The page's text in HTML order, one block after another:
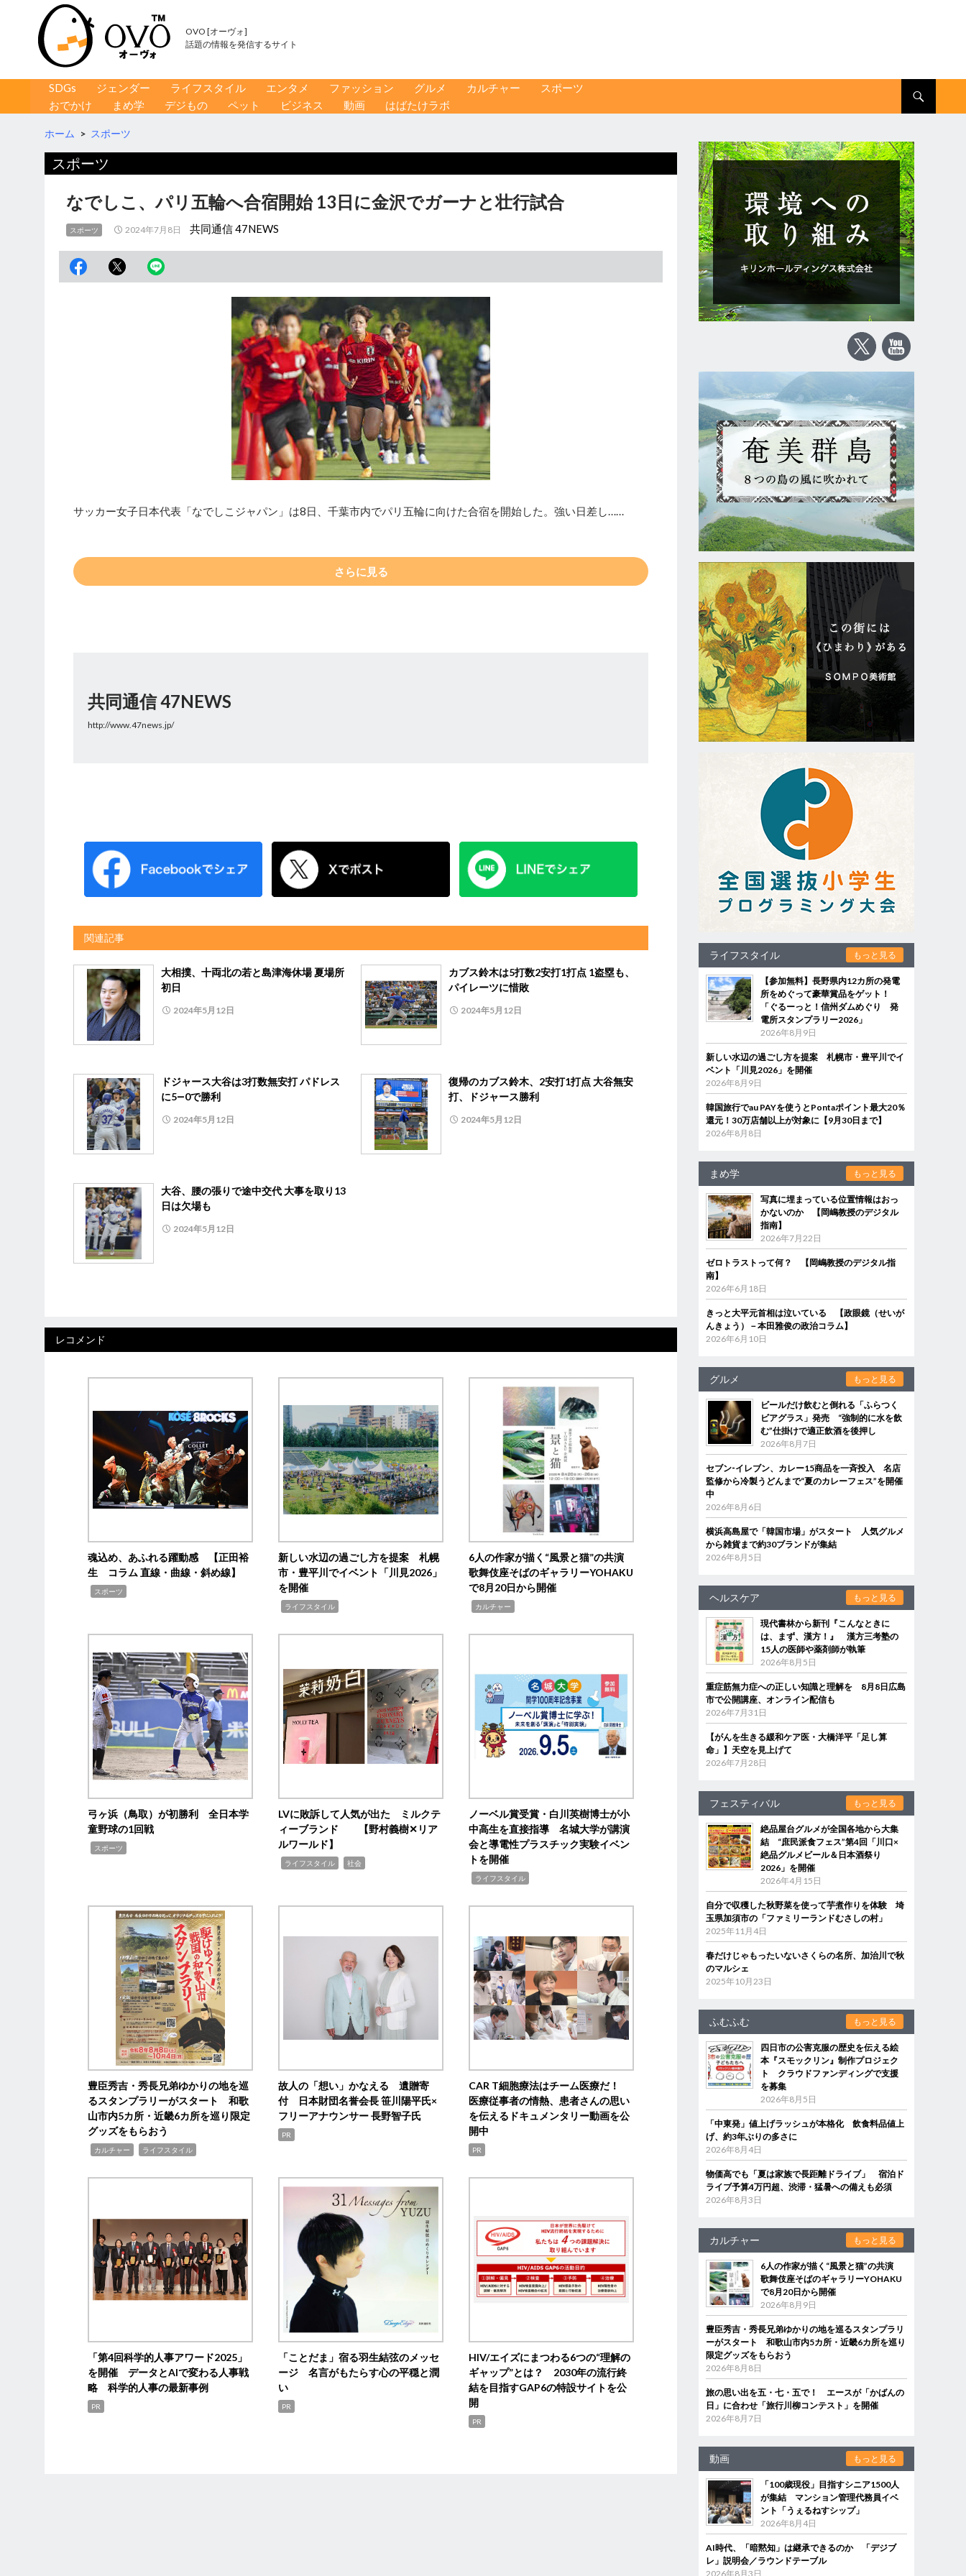
OVO [オーヴォ]
話題の情報を発信するサイト
コンテンツへ移動
SDGs ジェンダー ライフスタイル エンタメ ファッション グルメ カルチャー
スポーツ
おでかけ
まめ学 デジもの ペット ビジネス 動画 はばたけラボ
ホーム > スポーツ
スポーツ
なでしこ、パリ五輪へ合宿開始 13日に金沢でガーナと壮行試合
スポーツ 2024年7月8日 共同通信 47NEWS
サッカー女子日本代表「なでしこジャパン」は8日、千葉市内でパリ五輪に向けた合宿を開始した。強い日差し……
さらに見る
共同通信 47NEWS
http://www.47news.jp/
関連記事
大相撲、十両北の若と島津海休場 夏場所
初日
2024年5月12日
カブス鈴木は5打数2安打1打点 1盗塁も、
パイレーツに惜敗
2024年5月12日
ドジャース大谷は3打数無安打 パドレス
に5―0で勝利
2024年5月12日
復帰のカブス鈴木、2安打1打点 大谷無安
打、ドジャース勝利
2024年5月12日
大谷、腰の張りで途中交代 大事を取り13
日は欠場も
2024年5月12日
レコメンド
魂込め、あふれる躍動感 【正田裕
生 コラム 直線・曲線・斜め線】
スポーツ
新しい水辺の過ごし方を提案 札幌
市・豊平川でイベント「川見2026」
を開催
ライフスタイル
6人の作家が描く“風景と猫”の共演
歌舞伎座そばのギャラリーYOHAKU
で8月20日から開催
カルチャー
弓ヶ浜（鳥取）が初勝利 全日本学
童野球の1回戦
スポーツ
LVに敗訴して人気が出た ミルクテ
ィーブランド 【野村義樹✕リア
ルワールド】
ライフスタイル 社会
ノーベル賞受賞・白川英樹博士が小
中高生を直接指導 名城大学が講演
会と導電性プラスチック実験イベン
トを開催
ライフスタイル
豊臣秀吉・秀長兄弟ゆかりの地を巡
るスタンプラリーがスタート 和歌
山市内5カ所・近畿6カ所を巡り限定
グッズをもらおう
カルチャー ライフスタイル
故人の「想い」かなえる 遺贈寄
付 日本財団名誉会長 笹川陽平氏×
フリーアナウンサー 長野智子氏
PR
CAR T細胞療法はチーム医療だ！
医療従事者の情熱、患者さんの思い
を伝えるドキュメンタリー動画を公
開中
PR
「第4回科学的人事アワード2025」
を開催 データとAIで変わる人事戦
略 科学的人事の最新事例
PR
「ことだま」宿る羽生結弦のメッセ
ージ 名言がもたらす心の平穏と潤
い
PR
HIV/エイズにまつわる6つの“理解の
ギャップ”とは？ 2030年の流行終
結を目指すGAP6の特設サイトを公
開
PR
ライフスタイル もっと見る
【参加無料】長野県内12カ所の発電
所をめぐって豪華賞品をゲット！
「ぐるーっと！信州ダムめぐり 発
電所スタンプラリー2026」
2026年8月9日
新しい水辺の過ごし方を提案 札幌市・豊平川でイ
ベント「川見2026」を開催
2026年8月9日
韓国旅行でau PAYを使うとPontaポイント最大20％
還元！30万店舗以上が対象に【9月30日まで】
2026年8月8日
まめ学 もっと見る
写真に埋まっている位置情報はおっ
かないのか 【岡嶋教授のデジタル
指南】
2026年7月22日
ゼロトラストって何？ 【岡嶋教授のデジタル指
南】
2026年6月18日
きっと大平元首相は泣いている 【政眼鏡（せいが
んきょう）－本田雅俊の政治コラム】
2026年6月10日
グルメ もっと見る
ビールだけ飲むと倒れる「ふらつく
ビアグラス」発売 “強制的に水を飲
む”仕掛けで適正飲酒を後押し
2026年8月7日
セブン‐イレブン、カレー15商品を一斉投入 名店
監修から冷製うどんまで“夏のカレーフェス”を開催
中
2026年8月6日
横浜高島屋で「韓国市場」がスタート 人気グルメ
から雑貨まで約30ブランドが集結
2026年8月5日
ヘルスケア もっと見る
現代書林から新刊『こんなときに
は、まず、漢方！』 漢方三考塾の
15人の医師や薬剤師が執筆
2026年8月5日
重症筋無力症への正しい知識と理解を 8月8日広島
市で公開講座、オンライン配信も
2026年7月31日
【がんを生きる緩和ケア医・大橋洋平「足し算
命」】天空を見上げて
2026年7月28日
フェスティバル もっと見る
絶品屋台グルメが全国各地から大集
結 “庶民派食フェス”第4回「川口×
絶品グルメビール＆日本酒祭り
2026」を開催
2026年4月15日
自分で収穫した秋野菜を使って芋煮作りを体験 埼
玉県加須市の「ファミリーランドむさしの村」
2025年11月4日
春だけじゃもったいないさくらの名所、加治川で秋
のマルシェ
2025年10月23日
ふむふむ もっと見る
四日市の公害克服の歴史を伝える絵
本『スモックリン』制作プロジェク
ト クラウドファンディングで支援
を募集
2026年8月5日
「中東発」値上げラッシュが本格化 飲食料品値上
げ、約3年ぶりの多さに
2026年8月4日
物価高でも「夏は家族で長距離ドライブ」 宿泊ド
ライブ予算4万円超、渋滞・猛暑への備えも必須
2026年8月3日
カルチャー もっと見る
6人の作家が描く“風景と猫”の共演
歌舞伎座そばのギャラリーYOHAKU
で8月20日から開催
2026年8月9日
豊臣秀吉・秀長兄弟ゆかりの地を巡るスタンプラリ
ーがスタート 和歌山市内5カ所・近畿6カ所を巡り
限定グッズをもらおう
2026年8月8日
旅の思い出を五・七・五で！ エースが「かばんの
日」に合わせ「旅行川柳コンテスト」を開催
2026年8月7日
動画 もっと見る
「100歳現役」目指すシニア1500人
が集結 マンション管理代務員イベ
ント「うぇるねすシップ」
2026年8月4日
AI時代、「暗黙知」は継承できるのか 「デジブ
レ」説明会／ラウンドテーブル
2026年8月3日